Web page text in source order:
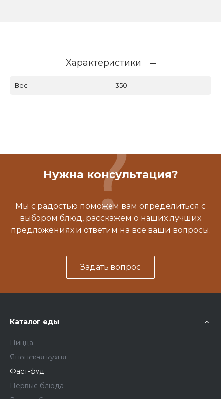
Характеристики
Вес 350
Нужна консультация?
Мы с радостью поможем вам определиться с
выбором блюд, расскажем о наших лучших
предложениях и ответим на все ваши вопросы.
Задать вопрос
Каталог еды
Пицца
Японская кухня
Фаст-фуд
Первые блюда